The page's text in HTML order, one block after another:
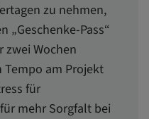
zu nehmen,
„Geschenke-Pass“
zwei Wochen
am Projekt
für
mehr Sorgfalt bei